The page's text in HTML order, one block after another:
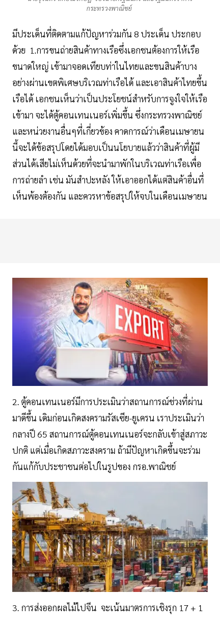
กระทรวงพาณิชย์
มีประเด็นที่ติดตามแก้ปัญหาร่วมกัน 8 ประเด็น ประกอบ
ด้วย 1.การขนถ่ายสินค้าทางเรือซึ่งเอกชนต้องการให้เรือ
ขนาดใหญ่ เข้ามาจอดเทียบท่าในไทยและขนสินค้าบาง
อย่างผ่านเขตพิเศษบริเวณท่าเรือได้ และเอาสินค้าไทยขึ้น
เรือได้ เอกชนเห็นว่าเป็นประโยชน์สำหรับการจูงใจให้เรือ
เข้ามา จะได้ตู้คอนเทนเนอร์เพิ่มขึ้น ซึ่งกระทรวงพาณิชย์
และหน่วยงานอื่นๆที่เกี่ยวข้อง คาดการณ์ว่าเดือนเมษายน
นี้จะได้ข้อสรุปโดยได้มอบเป็นนโยบายแล้วว่าสินค้าที่ผู้มี
ส่วนได้เสียไม่เห็นด้วยที่จะนำมาพักในบริเวณท่าเรือเพื่อ
การถ่ายลำ เช่น มันสำปะหลัง ให้เอาออกได้แต่สินค้าอื่นที่
เห็นพ้องต้องกัน และควรหาข้อสรุปให้จบในเดือนเมษายน
2. ตู้คอนเทนเนอร์มีการประเมินว่าสถานการณ์ช่วงที่ผ่าน
มาดีขึ้น เดิมก่อนเกิดสงครามรัสเซีย-ยูเครน เราประเมินว่า
กลางปี 65 สถานการณ์ตู้คอนเทนเนอร์จะกลับเข้าสู่สภาวะ
ปกติ แต่เมื่อเกิดสภาวะสงคราม ถ้ามีปัญหาเกิดขึ้นจะร่วม
กันแก้กับประชาชนต่อไปในรูปของ กรอ.พาณิชย์
3. การส่งออกผลไม้ไปจีน จะเน้นมาตรการเชิงรุก 17 + 1